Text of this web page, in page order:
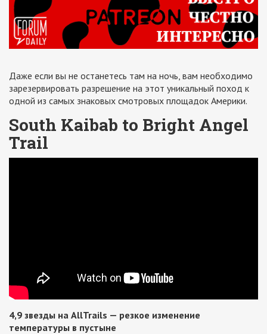
Даже если вы не останетесь там на ночь, вам необходимо
зарезервировать разрешение на этот уникальный поход к
одной из самых знаковых смотровых площадок Америки.
South Kaibab to Bright Angel
Trail
4,9 звезды на AllTrails — резкое изменение
температуры в пустыне